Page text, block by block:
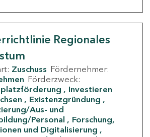
Regionales
Zuschuss Fördernehmer:
Förderzweck:
Investieren
Existenzgründung
Aus- und
Personal
Forschung,
und Digitalisierung